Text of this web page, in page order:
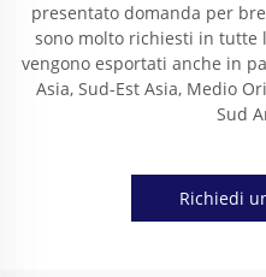
presentato domanda per
sono molto richiesti in tutte
vengono esportati anche in
Asia, Sud-Est Asia, Medio
Sud
Richiedi